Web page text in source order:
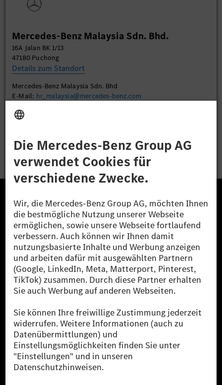
Mercedes-Benz Malaysia Sdn. Bhd.
16A Jalan BK 1/13
47180 Puchong
Details zum Standort
Mercedes-Benz Malaysia Sdn. Bhd
E-Mail: hr_malaysia@mercedes-benz.com
Bewerben
Die Mercedes-Benz Group.
Die Mercedes-Benz Group AG (ehemals Daimler AG)
ist eines der erfolgreichsten Automobilunternehmen
der Welt. Mit der Mercedes-Benz AG gehören wir zu
den größten Anbietern von Premium- und Luxus-Pkw
und Vans. Die Mercedes-Benz Mobility AG bietet
Finanzierung, Leasing, Fahrzeugabos und –miete,
Flottenmanagement, digitale Services rund um Laden
und Bezahlen, die Vermittlung von Versicherungen
sowie innovative Mobilitätsdienstleistungen an.
Mehr erfahren